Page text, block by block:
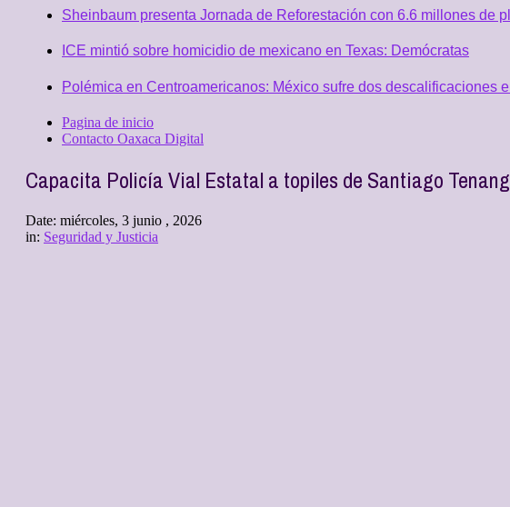
Sheinbaum presenta Jornada de Reforestación con 6.6 millones de
ICE mintió sobre homicidio de mexicano en Texas: Demócratas
Polémica en Centroamericanos: México sufre dos descalificaciones
Pagina de inicio
Contacto Oaxaca Digital
Capacita Policía Vial Estatal a topiles de Santiago
Date: miércoles, 3 junio , 2026
in: Seguridad y Justicia